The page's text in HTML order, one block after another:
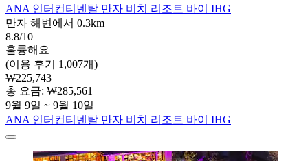
ANA 인터컨티넨탈 만자 비치 리조트 바이 IHG
만자 해변에서 0.3km
8.8/10
훌륭해요
(이용 후기 1,007개)
₩225,743
총 요금: ₩285,561
9월 9일 ~ 9월 10일
ANA 인터컨티넨탈 만자 비치 리조트 바이 IHG